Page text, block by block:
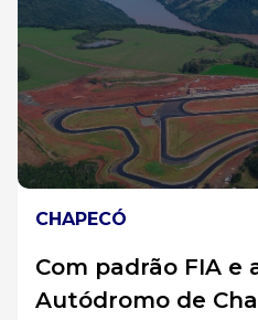
CHAPECÓ
Com padrão FIA e
Autódromo de